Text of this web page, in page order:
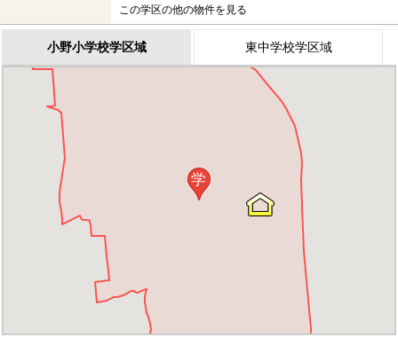
この学区の他の物件を見る
小野小学校学区域 東中学校学区域
学